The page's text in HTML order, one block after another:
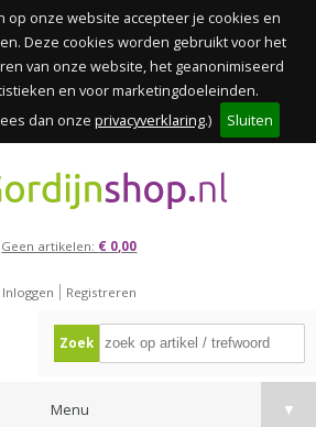
op onze website accepteer je cookies en
Deze cookies worden gebruikt voor het
van onze website, het geanonimiseerd
en voor marketingdoeleinden.
dan onze privacyverklaring.) Sluiten
Geen artikelen: € 0,00
Inloggen Registreren
Zoek
Menu ▼